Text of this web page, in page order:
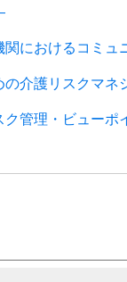
関におけるコミュ
介護リスクマネ
管理・ビューポ